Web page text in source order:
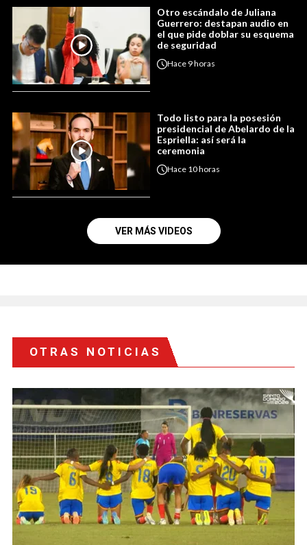
Otro escándalo de Juliana
Guerrero: destapan audio en
el que pide doblar su esquema
de seguridad
Hace 9 horas
Todo listo para la posesión
presidencial de Abelardo de la
Espriella: así será la
ceremonia
Hace 10 horas
VER MÁS VIDEOS
OTRAS NOTICIAS